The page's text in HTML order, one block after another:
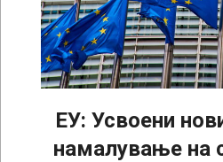
ЕУ: Усвоени
намалување на